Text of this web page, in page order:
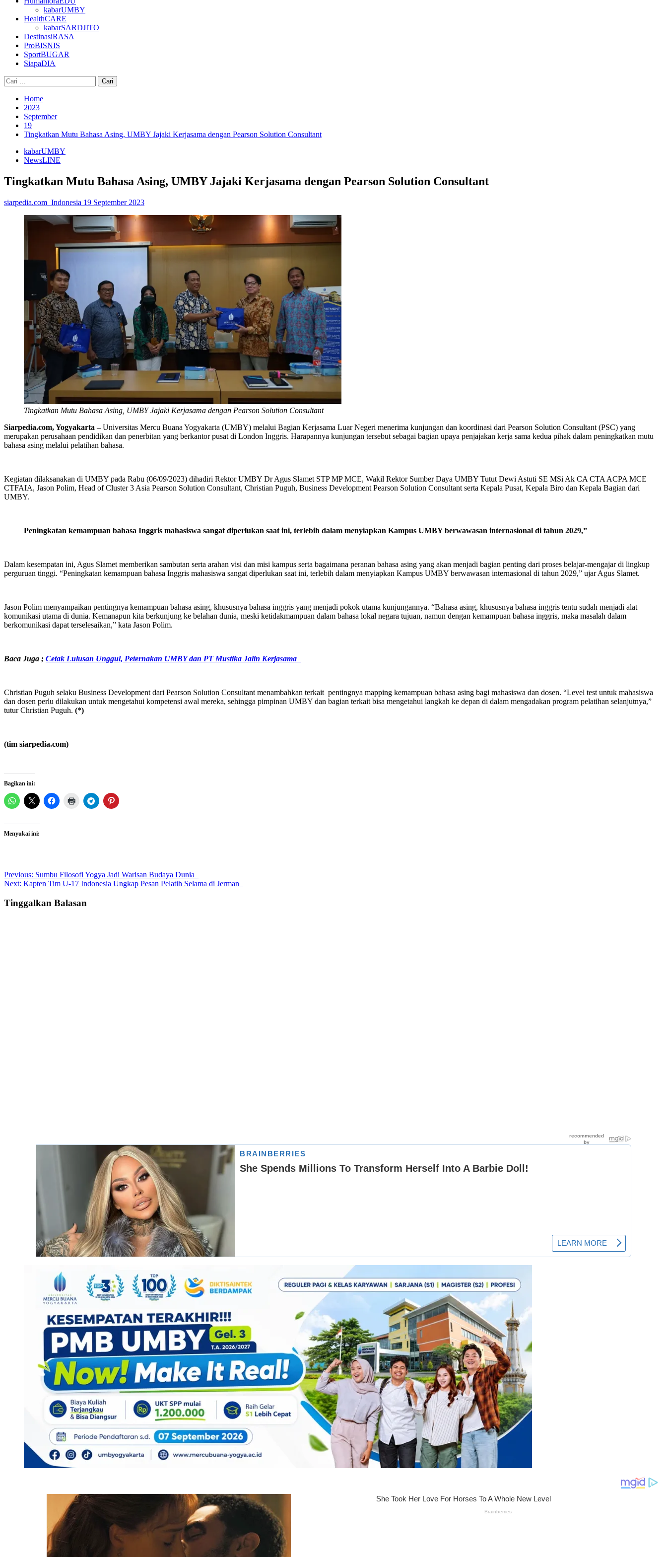
kabarUMBY
HealthCARE
kabarSARDJITO
DestinasiRASA
ProBISNIS
SportBUGAR
SiapaDIA
Cari
untuk:
Home
2023
September
19
Tingkatkan Mutu Bahasa Asing, UMBY Jajaki Kerjasama dengan Pearson Solution Consultant
kabarUMBY
NewsLINE
Tingkatkan Mutu Bahasa Asing, UMBY Jajaki Kerjasama dengan Pearson Solution Consultant
siarpedia.com_Indonesia 19 September 2023
Tingkatkan Mutu Bahasa Asing, UMBY Jajaki Kerjasama dengan Pearson Solution Consultant
Siarpedia.com, Yogyakarta –Universitas Mercu Buana Yogyakarta (UMBY) melalui Bagian Kerjasama Luar Negeri menerima kunjungan dan koordinasi dari Pearson Solution Consultant (PSC) yang
merupakan perusahaan pendidikan dan penerbitan yang berkantor pusat di London Inggris. Harapannya kunjungan tersebut sebagai bagian upaya penjajakan kerja sama kedua pihak dalam peningkatkan mutu
bahasa asing melalui pelatihan bahasa.
Kegiatan dilaksanakan di UMBY pada Rabu (06/09/2023) dihadiri Rektor UMBY Dr Agus Slamet STP MP MCE, Wakil Rektor Sumber Daya UMBY Tutut Dewi Astuti SE MSi Ak CA CTA ACPA MCE
CTFAIA, Jason Polim, Head of Cluster 3 Asia Pearson Solution Consultant, Christian Puguh, Business Development Pearson Solution Consultant serta Kepala Pusat, Kepala Biro dan Kepala Bagian dari
UMBY.
Peningkatan kemampuan bahasa Inggris mahasiswa sangat diperlukan saat ini, terlebih dalam menyiapkan Kampus UMBY berwawasan internasional di tahun 2029,”
Dalam kesempatan ini, Agus Slamet memberikan sambutan serta arahan visi dan misi kampus serta bagaimana peranan bahasa asing yang akan menjadi bagian penting dari proses belajar-mengajar di lingkup
perguruan tinggi. “Peningkatan kemampuan bahasa Inggris mahasiswa sangat diperlukan saat ini, terlebih dalam menyiapkan Kampus UMBY berwawasan internasional di tahun 2029,” ujar Agus Slamet.
Jason Polim menyampaikan pentingnya kemampuan bahasa asing, khususnya bahasa inggris yang menjadi pokok utama kunjungannya. “Bahasa asing, khususnya bahasa inggris tentu sudah menjadi alat
komunikasi utama di dunia. Kemanapun kita berkunjung ke belahan dunia, meski ketidakmampuan dalam bahasa lokal negara tujuan, namun dengan kemampuan bahasa inggris, maka masalah dalam
berkomunikasi dapat terselesaikan,” kata Jason Polim.
Baca Juga ; Cetak Lulusan Unggul, Peternakan UMBY dan PT Mustika Jalin Kerjasama
Christian Puguh selaku Business Development dari Pearson Solution Consultant menambahkan terkait pentingnya mapping kemampuan bahasa asing bagi mahasiswa dan dosen. “Level test untuk mahasiswa
dan dosen perlu dilakukan untuk mengetahui kompetensi awal mereka, sehingga pimpinan UMBY dan bagian terkait bisa mengetahui langkah ke depan di dalam mengadakan program pelatihan selanjutnya,”
tutur Christian Puguh. (*)
(tim siarpedia.com)
Bagikan ini:
Menyukai ini:
Post
navigation
Previous: Sumbu Filosofi Yogya Jadi Warisan Budaya Dunia
Next: Kapten Tim U-17 Indonesia Ungkap Pesan Pelatih Selama di Jerman
Tinggalkan Balasan